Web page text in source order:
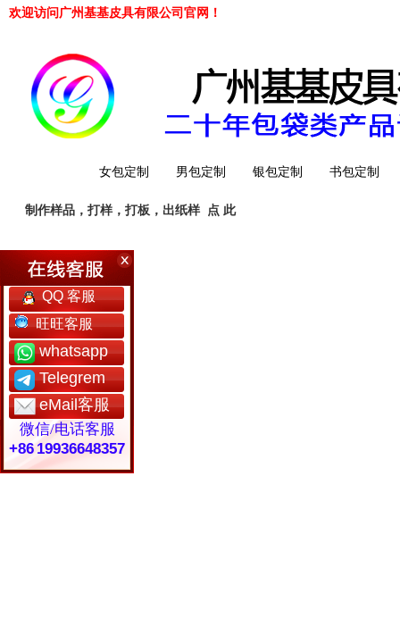
欢迎访问广州基基皮具有限公司官网！
女包定制 男包定制 银包定制 书包定制
工厂简介
制作样品，打样，打板，出纸样 点 此
QQ 客服
旺旺客服
whatsapp
Telegrem
eMail客服
微信/电话客服
+86 19936648357